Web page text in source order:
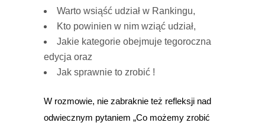
Warto wsiąść udział w Rankingu,
Kto powinien w nim wziąć udział,
Jakie kategorie obejmuje tegoroczna
edycja oraz
Jak sprawnie to zrobić !
W rozmowie, nie zabraknie też refleksji nad
odwiecznym pytaniem „Co możemy zrobić